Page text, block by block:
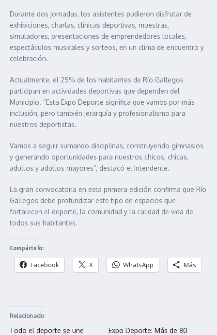
Durante dos jornadas, los asistentes pudieron disfrutar de
exhibiciones, charlas, clínicas deportivas, muestras,
simuladores, presentaciones de emprendedores locales,
espectáculos musicales y sorteos, en un clima de encuentro y
celebración.
Actualmente, el 25% de los habitantes de Río Gallegos
participan en actividades deportivas que dependen del
Municipio. “Esta Expo Deporte significa que vamos por más
inclusión, pero también jerarquía y profesionalismo para
nuestros deportistas.
Vamos a seguir sumando disciplinas, construyendo gimnasios
y generando oportunidades para nuestros chicos, chicas,
adultos y adultos mayores”, destacó el Intendente.
La gran convocatoria en esta primera edición confirma que Río
Gallegos debe profundizar este tipo de espacios que
fortalecen el deporte, la comunidad y la calidad de vida de
todos sus habitantes.
Compártelo:
Facebook X WhatsApp Más
Relacionado
Todo el deporte se une
Expo Deporte: Más de 80